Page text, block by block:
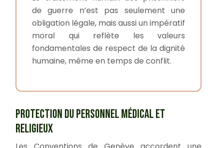
de guerre n’est pas seulement une
obligation légale, mais aussi un impératif
moral qui reflète les valeurs
fondamentales de respect de la dignité
humaine, même en temps de conflit.
PROTECTION DU PERSONNEL MÉDICAL ET
RELIGIEUX